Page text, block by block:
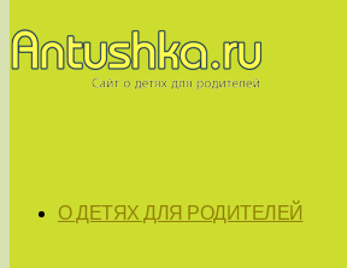
О ДЕТЯХ ДЛЯ РОДИТЕЛЕЙ